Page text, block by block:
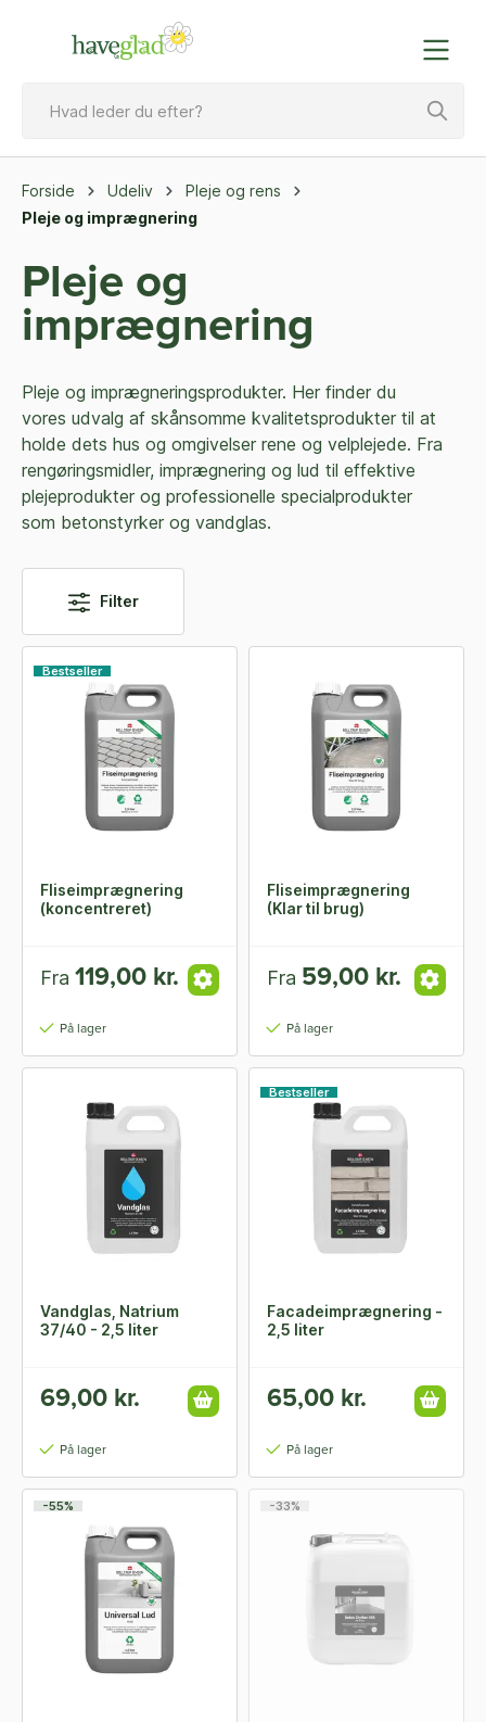
Forside Udeliv
Pleje og rens
Pleje og imprægnering
Pleje og
imprægnering
Pleje og imprægneringsprodukter. Her finder du
vores udvalg af skånsomme kvalitetsprodukter til at
holde dets hus og omgivelser rene og velplejede. Fra
rengøringsmidler, imprægnering og lud til effektive
plejeprodukter og professionelle specialprodukter
som betonstyrker og vandglas.
Filter
Bestseller
Fliseimprægnering
(koncentreret)
Fra 119,00 kr.
På lager
Fliseimprægnering
(Klar til brug)
Fra 59,00 kr.
På lager
Vandglas, Natrium
37/40 - 2,5 liter
69,00 kr.
På lager
Bestseller
Facadeimprægnering -
2,5 liter
65,00 kr.
På lager
-55% -33%